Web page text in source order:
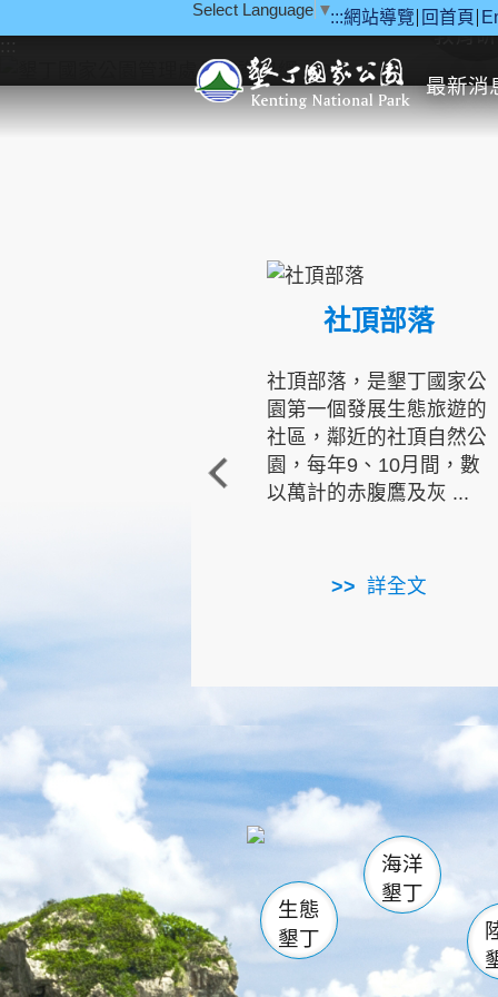
:::網站導覽 回首頁
Select Language ▼
最新消
::: 教育
社頂部落
社頂部落，是墾丁國家公
園第一個發展生態旅遊的
社區，鄰近的社頂自然公
園，每年9、10月間，數
以萬計的赤腹鷹及灰 ...
詳全文
龜山 海生館
恆春
龍鑾潭自
瓊麻館
關山
白砂
生態
墾丁
海洋
墾丁